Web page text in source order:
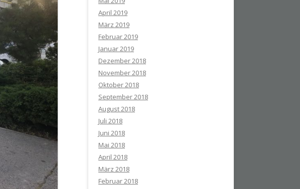
April 2019
März 2019
Februar 2019
Januar 2019
Dezember 2018
November 2018
Oktober 2018
September 2018
August 2018
Juli 2018
Juni 2018
Mai 2018
April 2018
März 2018
Februar 2018